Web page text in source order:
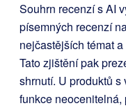
Souhrn recenzí s AI
písemných recenzí
nejčastějších témat
Tato zjištění pak
shrnutí. U produktů
funkce